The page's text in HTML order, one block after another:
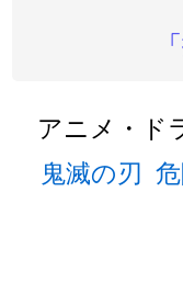
アニメ・ド
鬼滅の刃